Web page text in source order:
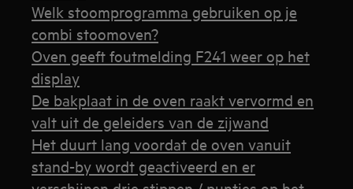
Welk stoomprogramma gebruiken op je
combi stoomoven?
Oven geeft foutmelding F241 weer op het
display
De bakplaat in de oven raakt vervormd en
valt uit de geleiders van de zijwand
Het duurt lang voordat de oven vanuit
stand-by wordt geactiveerd en er